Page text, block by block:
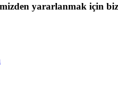
yararlanmak için